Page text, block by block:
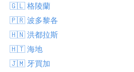
🇬🇱 格陵蘭
🇵🇷 波多黎各
🇭🇳 洪都拉斯
🇭🇹 海地
🇯🇲 牙買加